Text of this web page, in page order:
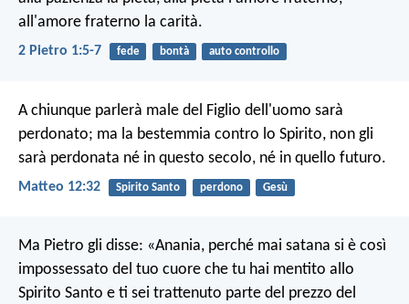
all'amore fraterno la carità.
2 Pietro 1:5-7 fede bontà auto controllo
A chiunque parlerà male del Figlio dell'uomo sarà
perdonato; ma la bestemmia contro lo Spirito, non gli
sarà perdonata né in questo secolo, né in quello futuro.
Matteo 12:32 Spirito Santo perdono Gesù
Ma Pietro gli disse: «Anania, perché mai satana si è così
impossessato del tuo cuore che tu hai mentito allo
Spirito Santo e ti sei trattenuto parte del prezzo del